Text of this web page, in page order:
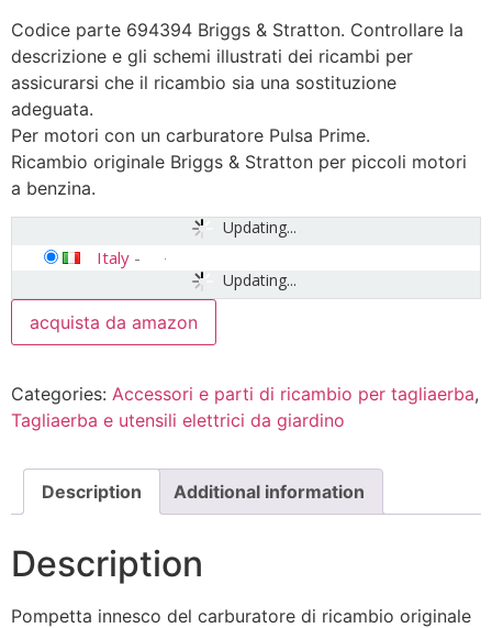
Codice parte 694394 Briggs & Stratton. Controllare la
descrizione e gli schemi illustrati dei ricambi per
assicurarsi che il ricambio sia una sostituzione
adeguata.
Per motori con un carburatore Pulsa Prime.
Ricambio originale Briggs & Stratton per piccoli motori
a benzina.
Updating...
Updating...
Italy -
acquista da amazon
Categories: Accessori e parti di ricambio per tagliaerba,
Tagliaerba e utensili elettrici da giardino
Description Additional information
Description
Pompetta innesco del carburatore di ricambio originale